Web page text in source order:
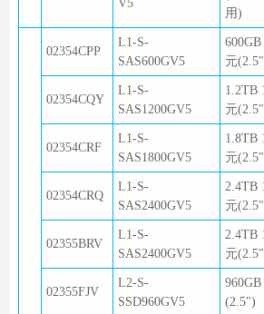
V5
用)
02354CPP
L1-S-
SAS600GV5
元
02354CQY
L1-S-
SAS1200GV5
1.2TB
元
02354CRF
L1-S-
SAS1800GV5
1.8TB
元
02354CRQ
L1-S-
SAS2400GV5
2.4TB
元
02355BRV
L1-S-
SAS2400GV5
2.4TB
元
02355FJV
L2-S-
SSD960GV5
(2.5")